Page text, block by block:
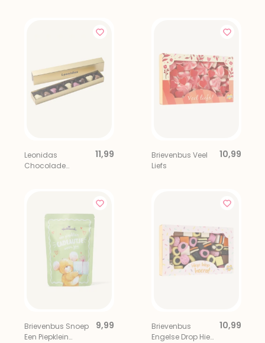
Leonidas
Chocolade
11,99
Brievenbus Veel
Liefs
10,99
Brievenbus Snoep
Een Piepklein
9,99
Brievenbus
Engelse Drop Hiep
10,99